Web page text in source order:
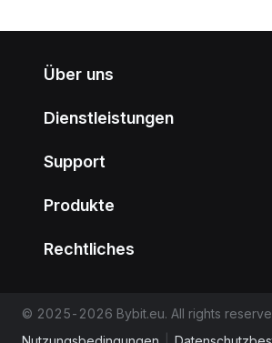
Über uns
Dienstleistungen
Support
Produkte
Rechtliches
© 2025-2026 Bybit.eu. All rights